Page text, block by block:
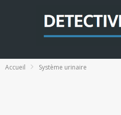
Accueil Système urinaire